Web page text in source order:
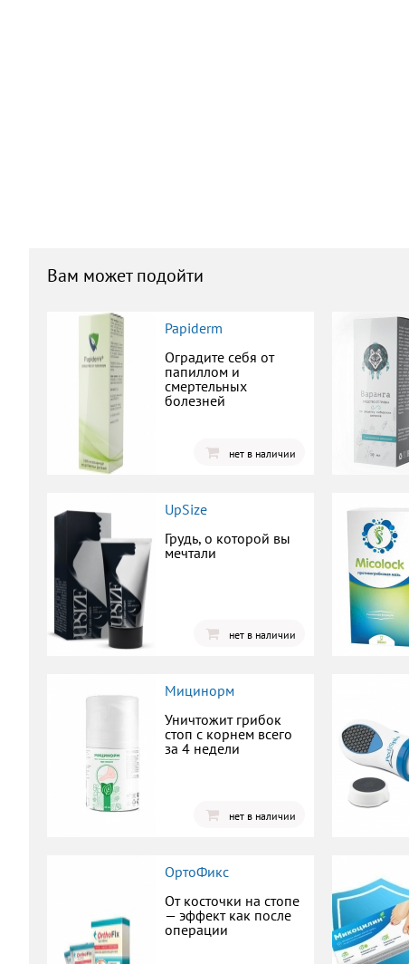
Вам может подойти
Papiderm
Оградите себя от
папиллом и
смертельных
болезней
нет в наличии
UpSize
Грудь, о которой вы
мечтали
нет в наличии
Мицинорм
Уничтожит грибок
стоп с корнем всего
за 4 недели
нет в наличии
ОртоФикс
От косточки на стопе
— эффект как после
операции